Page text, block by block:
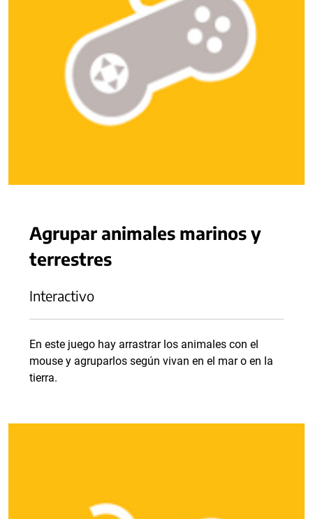
Agrupar animales marinos y
terrestres
Interactivo
En este juego hay arrastrar los animales con el
mouse y agruparlos según vivan en el mar o en la
tierra.